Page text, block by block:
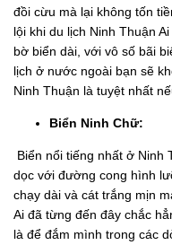
đồi cừu mà lại không tốn
lội khi du lịch Ninh Thuận
bờ biển dài, với vô số bãi
lịch ở nước ngoài bạn sẽ
Ninh Thuận là tuyệt nhất
Biển Ninh Chữ:
Biển nổi tiếng nhất ở Ninh
dọc với đường cong hình
chạy dài và cát trắng mịn
Ai đã từng đến đây chắc
là để đắm mình trong các